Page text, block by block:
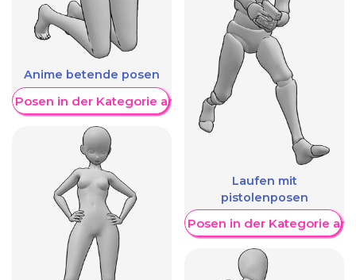
Anime betende posen
Posen in der Kategorie anzeigen
Laufen mit
pistolenposen
Weitere Posen in der Kategorie